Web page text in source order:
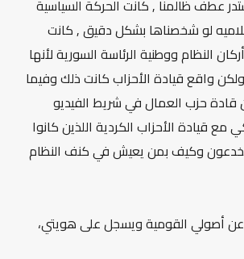
عطف ظالمنا , كانت الحركة السياسية
لو شخصناها بشكل دقيق , كانت
ووطنية الرئاسة السورية لأنها
واقع قيادة الأحزاب كانت ذلك وفيما
قادة حزب العمال في شريط الفيديو
قيادة الأحزاب الكردية اللذين كانوا
منخدعون وكيف بمن يعيش في كنف النظام
أصولي القومية ويسجل على هويتي،